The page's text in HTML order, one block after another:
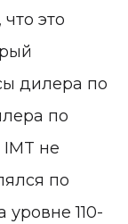
это
дилера по
по
IMT не
по
110-